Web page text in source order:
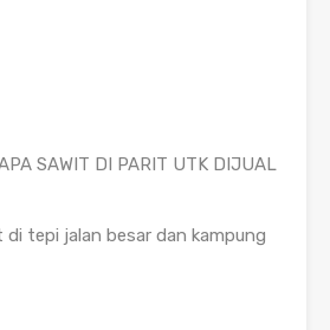
SAWIT DI PARIT UTK DIJUAL
di tepi jalan besar dan kampung